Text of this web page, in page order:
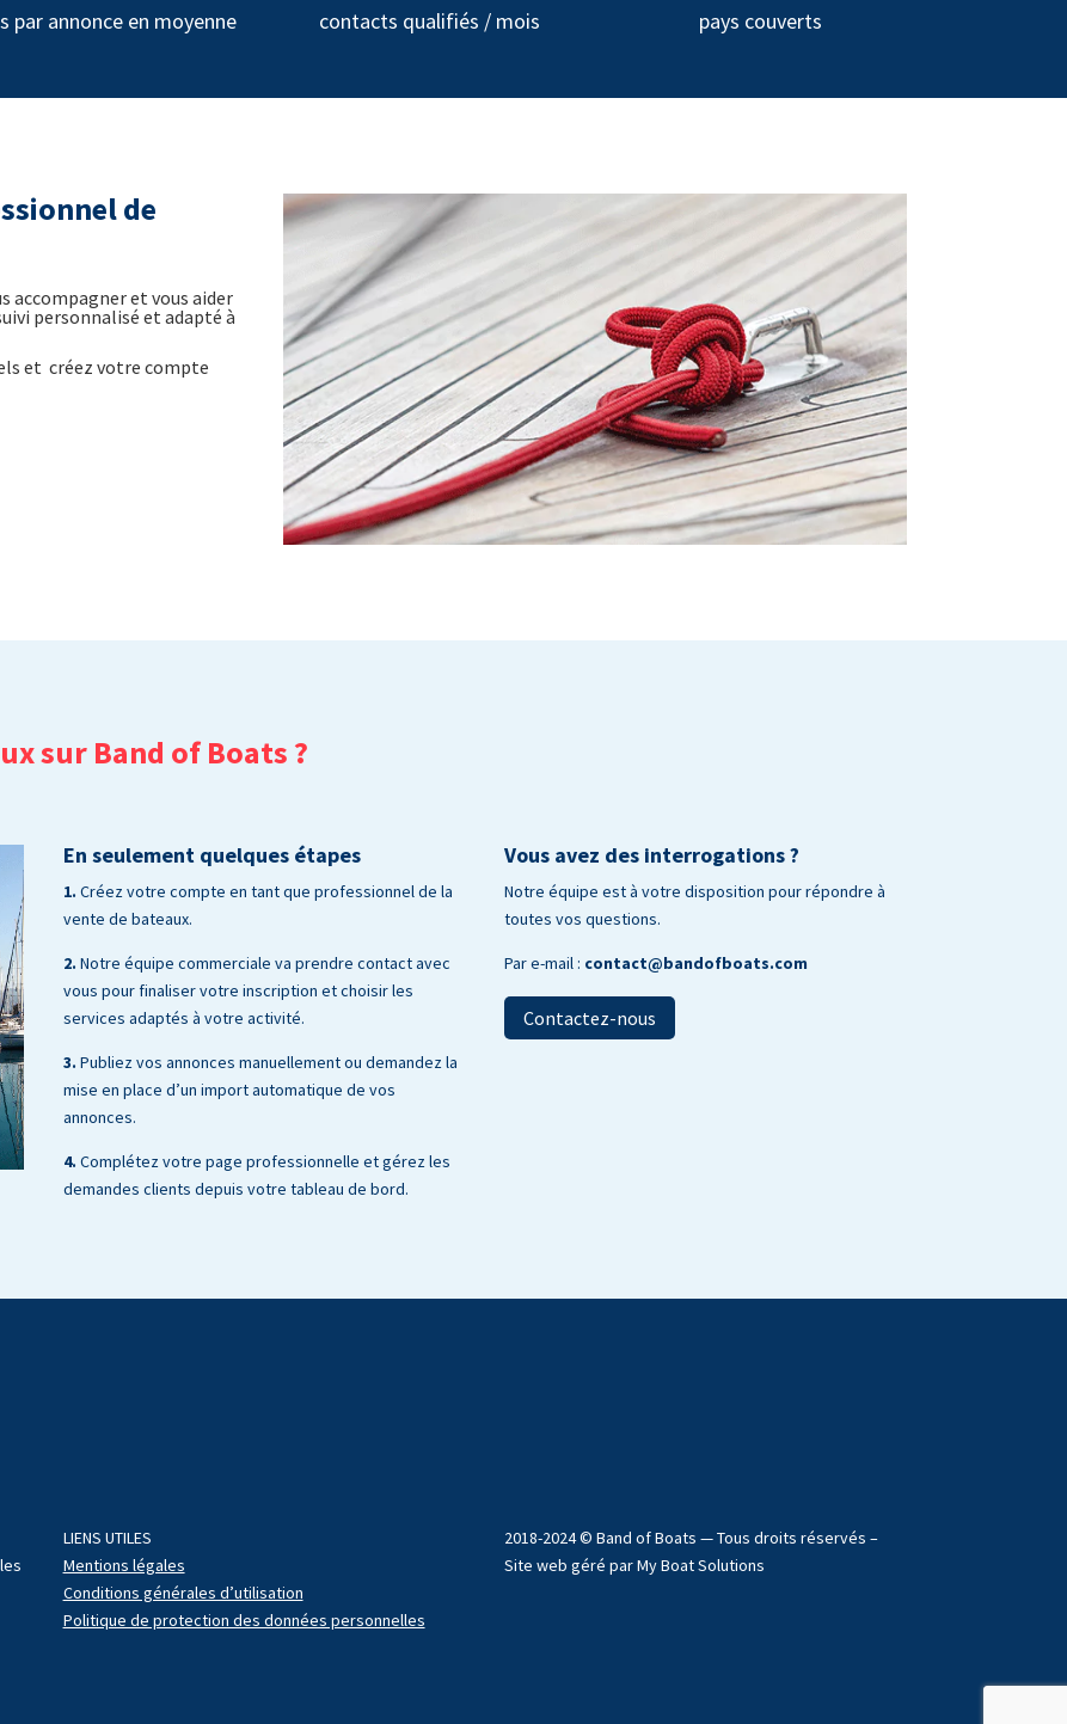
par annonce en moyenne contacts qualifiés / mois pays couverts
de
accompagner et vous aider
personnalisé et adapté à
et créez votre compte
sur Band of Boats ?
En seulement quelques étapes
1. Créez votre compte en tant que professionnel de la
vente de bateaux.
2. Notre équipe commerciale va prendre contact avec
vous pour finaliser votre inscription et choisir les
services adaptés à votre activité.
3. Publiez vos annonces manuellement ou demandez la
mise en place d’un import automatique de vos
annonces.
4. Complétez votre page professionnelle et gérez les
demandes clients depuis votre tableau de bord.
Vous avez des interrogations ?
Notre équipe est à votre disposition pour répondre à
toutes vos questions.
Par e-mail : contact@bandofboats.com
Contactez-nous
LIENS UTILES
Mentions légales
Conditions générales d’utilisation
Politique de protection des données personnelles
2018-2024 © Band of Boats — Tous droits réservés –
Site web géré par My Boat Solutions